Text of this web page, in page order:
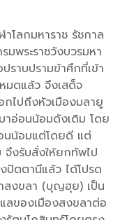
โลกมหาราช รัชกาล
มพระราชวังบวรมหา
าบปรามข้าศึกที่เข้า
มดแล้ว จึงเสด็จ
ไปถึงหัวเมืองมลายู
อ่อนน้อมดังเดิม โดย
นน้อมแต่โดยดี แต่
งรับสั่งให้ยกทัพไป
ปัตตานีแล้ว ได้โปรด
าสงขลา (บุญฮุย) เป็น
ลของเมืองสงขลาต่อ